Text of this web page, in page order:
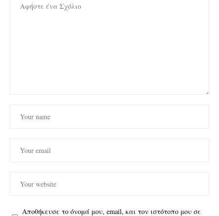
Αποθήκευσε το όνομά μου, email, και τον ιστότοπο μου σε